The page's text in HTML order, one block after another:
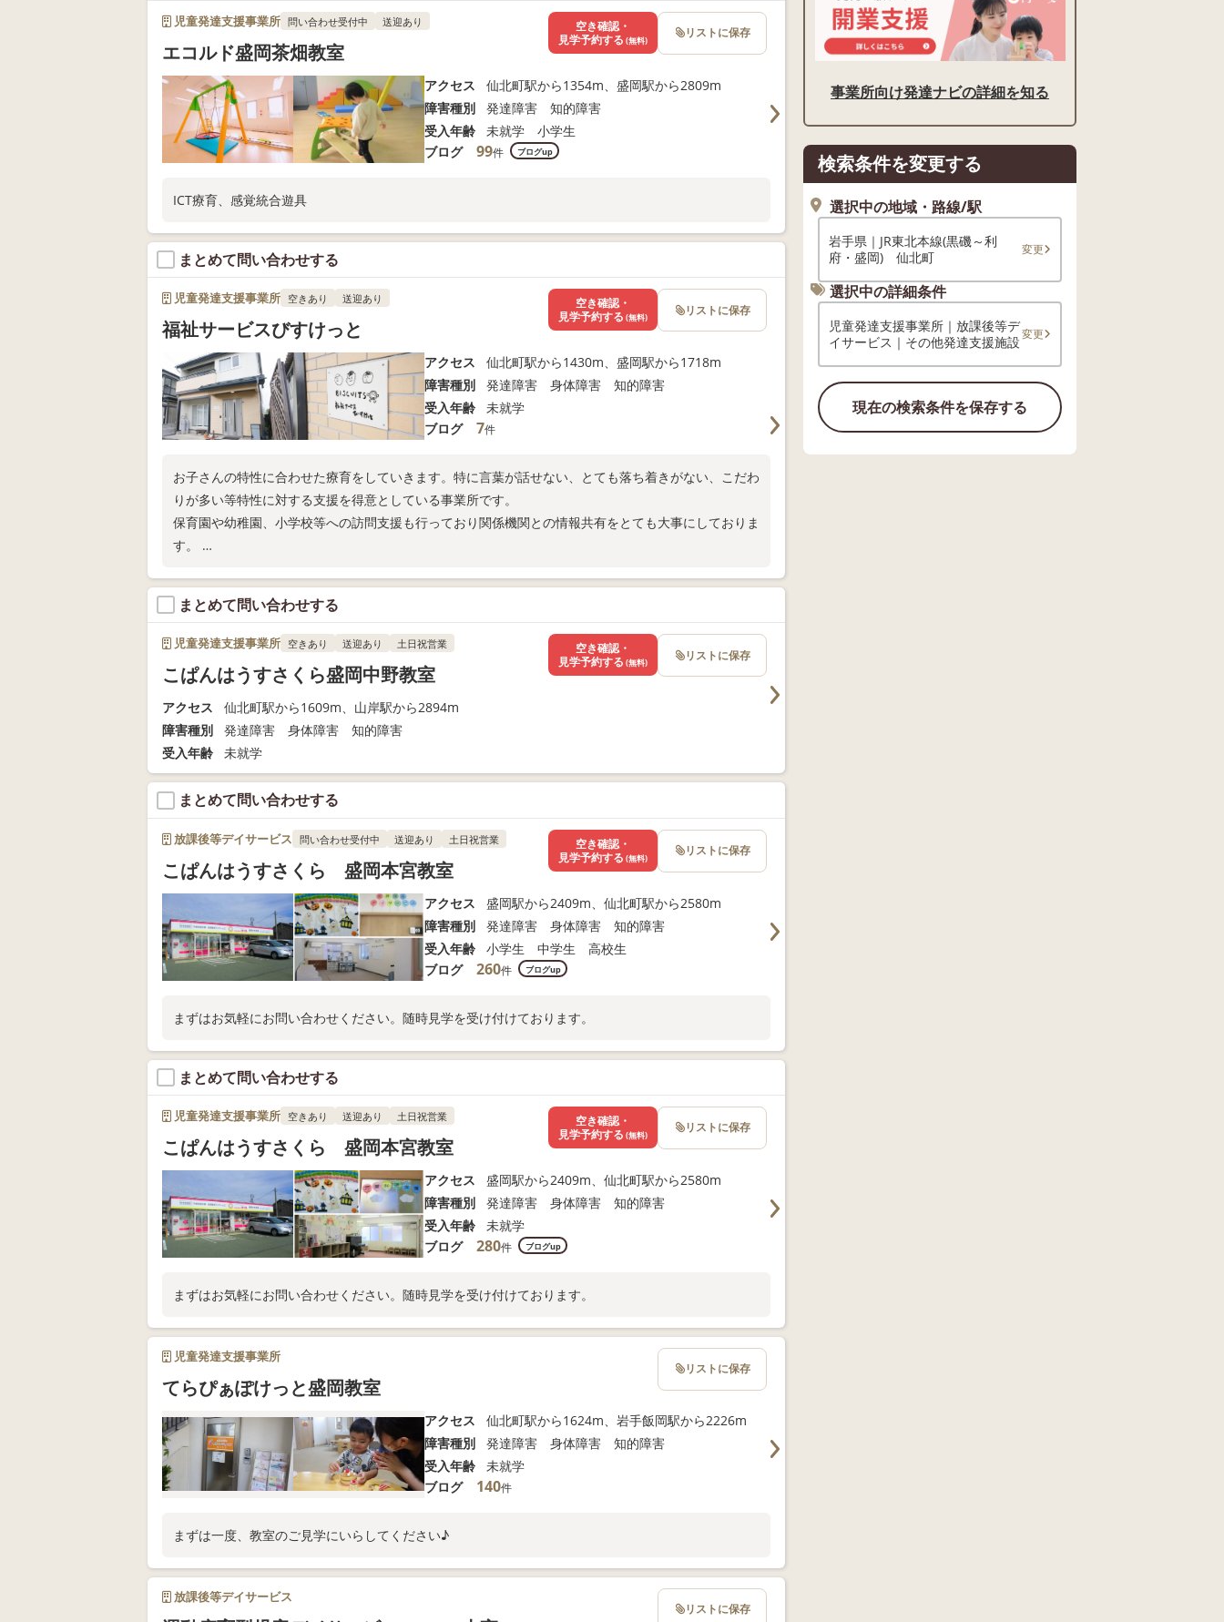
児童発達支援事業所 問い合わせ受付中 送迎あり
エコルド盛岡茶畑教室
アクセス
仙北町駅から1354m、盛岡駅から2809m
障害種別
発達障害 知的障害
受入年齢
未就学 小学生
ブログ
99件 ブログup
ICT療育、感覚統合遊具
空き確認・
見学予約する (無料) リストに保存
まとめて問い合わせする
児童発達支援事業所 空きあり 送迎あり
福祉サービスびすけっと
アクセス
仙北町駅から1430m、盛岡駅から1718m
障害種別
発達障害 身体障害 知的障害
受入年齢
未就学
ブログ
7件
お子さんの特性に合わせた療育をしていきます。特に言葉が話せない、とても落ち着きがない、こだわ
りが多い等特性に対する支援を得意としている事業所です。
保育園や幼稚園、小学校等への訪問支援も行っており関係機関との情報共有をとても大事にしておりま
す。
空き確認・
見学予約する (無料) リストに保存
まとめて問い合わせする
児童発達支援事業所 空きあり 送迎あり 土日祝営業
こぱんはうすさくら盛岡中野教室
アクセス
仙北町駅から1609m、山岸駅から2894m
障害種別
発達障害 身体障害 知的障害
受入年齢
未就学
空き確認・
見学予約する (無料) リストに保存
まとめて問い合わせする
放課後等デイサービス 問い合わせ受付中 送迎あり 土日祝営業
こぱんはうすさくら 盛岡本宮教室
アクセス
盛岡駅から2409m、仙北町駅から2580m
障害種別
発達障害 身体障害 知的障害
受入年齢
小学生 中学生 高校生
ブログ
260件 ブログup
まずはお気軽にお問い合わせください。随時見学を受け付けております。
空き確認・
見学予約する (無料) リストに保存
まとめて問い合わせする
児童発達支援事業所 空きあり 送迎あり 土日祝営業
こぱんはうすさくら 盛岡本宮教室
アクセス
盛岡駅から2409m、仙北町駅から2580m
障害種別
発達障害 身体障害 知的障害
受入年齢
未就学
ブログ
280件 ブログup
まずはお気軽にお問い合わせください。随時見学を受け付けております。
空き確認・
見学予約する (無料) リストに保存
児童発達支援事業所
てらぴぁぽけっと盛岡教室
アクセス
仙北町駅から1624m、岩手飯岡駅から2226m
障害種別
発達障害 身体障害 知的障害
受入年齢
未就学
ブログ
140件
まずは一度、教室のご見学にいらしてください♪
リストに保存
放課後等デイサービス
リストに保存
事業所向け発達ナビの詳細を知る
検索条件を変更する
選択中の地域・路線/駅
岩手県｜JR東北本線(黒磯～利
府・盛岡) 仙北町
変更
選択中の詳細条件
児童発達支援事業所｜放課後等デ
イサービス｜その他発達支援施設変更
現在の検索条件を保存する